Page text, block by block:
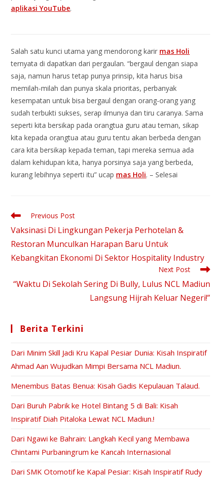
aplikasi YouTube.
Salah satu kunci utama yang mendorong karir mas Holi
ternyata di dapatkan dari pergaulan. “bergaul dengan siapa
saja, namun harus tetap punya prinsip, kita harus bisa
memilah-milah dan punya skala prioritas, perbanyak
kesempatan untuk bisa bergaul dengan orang-orang yang
sudah terbukti sukses, serap ilmunya dan tiru caranya. Sama
seperti kita bersikap pada orangtua guru atau teman, sikap
kita kepada orangtua atau guru tentu akan berbeda dengan
cara kita bersikap kepada teman, tapi mereka semua ada
dalam kehidupan kita, hanya porsinya saja yang berbeda,
kurang lebihnya seperti itu” ucap mas Holi. – Selesai
Previous Post
Vaksinasi Di Lingkungan Pekerja Perhotelan &
Restoran Munculkan Harapan Baru Untuk
Kebangkitan Ekonomi Di Sektor Hospitality Industry
Next Post
“Waktu Di Sekolah Sering Di Bully, Lulus NCL Madiun
Langsung Hijrah Keluar Negeri!”
Berita Terkini
Dari Minim Skill Jadi Kru Kapal Pesiar Dunia: Kisah Inspiratif
Ahmad Aan Wujudkan Mimpi Bersama NCL Madiun.
Menembus Batas Benua: Kisah Gadis Kepulauan Talaud.
Dari Buruh Pabrik ke Hotel Bintang 5 di Bali: Kisah
Inspiratif Diah Pitaloka Lewat NCL Madiun.!
Dari Ngawi ke Bahrain: Langkah Kecil yang Membawa
Chintami Purbaningrum ke Kancah Internasional
Dari SMK Otomotif ke Kapal Pesiar: Kisah Inspiratif Rudy